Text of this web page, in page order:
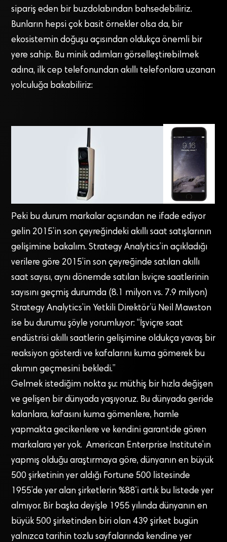
sipariş eden bir buzdolabından bahsedebiliriz.
Bunların hepsi çok basit örnekler olsa da, bir
ekosistemin doğuşu açısından oldukça önemli bir
yere sahip. Bu minik adımları görselleştirebilmek
adına, ilk cep telefonundan akıllı telefonlara uzanan
yolculuğa bakabiliriz:
Peki bu durum markalar açısından ne ifade ediyor
gelin 2015’in son çeyreğindeki akıllı saat satışlarının
gelişimine bakalım. Strategy Analytics’in açıkladığı
verilere göre 2015’in son çeyreğinde satılan akıllı
saat sayısı, aynı dönemde satılan İsviçre saatlerinin
sayısını geçmiş durumda (8.1 milyon vs. 7.9 milyon)
Strategy Analytics’in Yetkili Direktör’ü Neil Mawston
ise bu durumu şöyle yorumluyor: “İşviçre saat
endüstrisi akıllı saatlerin gelişimine oldukça yavaş bir
reaksiyon gösterdi ve kafalarını kuma gömerek bu
akımın geçmesini bekledi.”
Gelmek istediğim nokta şu: müthiş bir hızla değişen
ve gelişen bir dünyada yaşıyoruz. Bu dünyada geride
kalanlara, kafasını kuma gömenlere, hamle
yapmakta gecikenlere ve kendini garantide gören
markalara yer yok. American Enterprise Institute’ın
yapmış olduğu araştırmaya göre, dünyanın en büyük
500 şirketinin yer aldığı Fortune 500 listesinde
1955’de yer alan şirketlerin %88’i artık bu listede yer
almıyor. Bir başka deyişle 1955 yılında dünyanın en
büyük 500 şirketinden biri olan 439 şirket bugün
yalnızca tarihin tozlu sayfalarında kendine yer